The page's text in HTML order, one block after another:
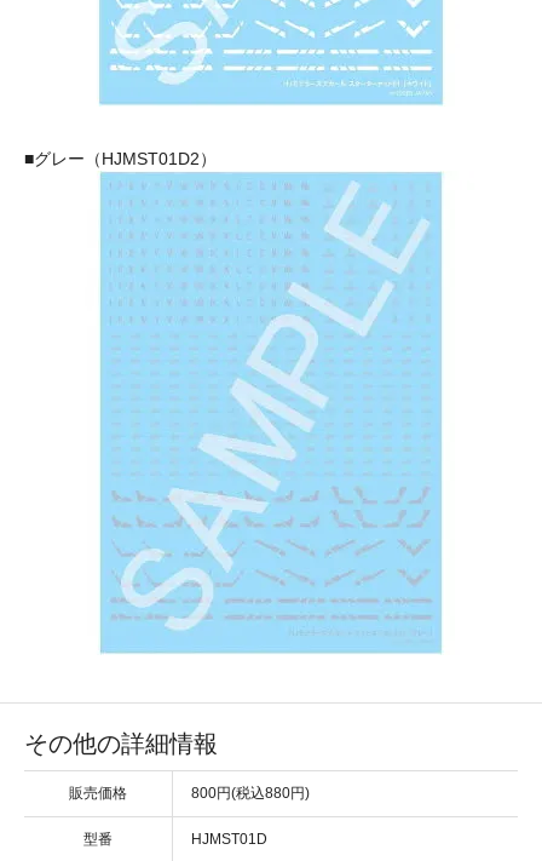
■グレー（HJMST01D2）
その他の詳細情報
販売価格 800円(税込880円)
型番 HJMST01D